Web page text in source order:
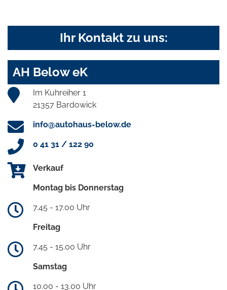
Ihr Kontakt zu uns:
AH Below eK
Im Kuhreiher 1
21357 Bardowick
info@autohaus-below.de
0 41 31 / 122 90
Verkauf
Montag bis Donnerstag
7.45 - 17.00 Uhr
Freitag
7.45 - 15.00 Uhr
Samstag
10.00 - 13.00 Uhr